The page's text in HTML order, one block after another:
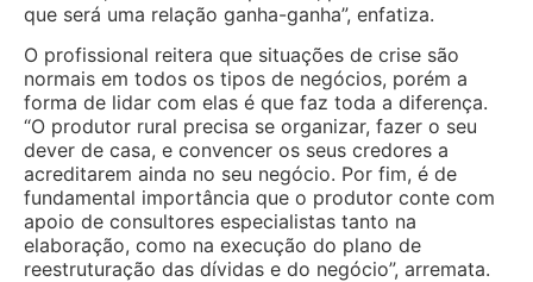
que será uma relação ganha-ganha”, enfatiza.
O profissional reitera que situações de crise são
normais em todos os tipos de negócios, porém a
forma de lidar com elas é que faz toda a diferença.
“O produtor rural precisa se organizar, fazer o seu
dever de casa, e convencer os seus credores a
acreditarem ainda no seu negócio. Por fim, é de
fundamental importância que o produtor conte com
apoio de consultores especialistas tanto na
elaboração, como na execução do plano de
reestruturação das dívidas e do negócio”, arremata.